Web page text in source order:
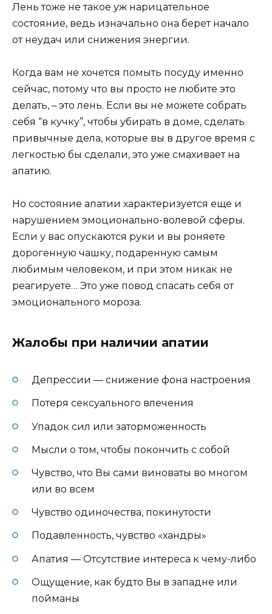
Лень тоже не такое уж нарицательное
состояние, ведь изначально она берет начало
от неудач или снижения энергии.
Когда вам не хочется помыть посуду именно
сейчас, потому что вы просто не любите это
делать, – это лень. Если вы не можете собрать
себя “в кучку”, чтобы убирать в доме, сделать
привычные дела, которые вы в другое время с
легкостью бы сделали, это уже смахивает на
апатию.
Но состояние апатии характеризуется еще и
нарушением эмоционально-волевой сферы.
Если у вас опускаются руки и вы роняете
дорогенную чашку, подаренную самым
любимым человеком, и при этом никак не
реагируете… Это уже повод спасать себя от
эмоционального мороза.
Жалобы при наличии апатии
Депрессии — снижение фона настроения
Потеря сексуального влечения
Упадок сил или заторможенность
Мысли о том, чтобы покончить с собой
Чувство, что Вы сами виноваты во многом
или во всем
Чувство одиночества, покинутости
Подавленность, чувство «хандры»
Апатия — Отсутствие интереса к чему-либо
Ощущение, как будто Вы в западне или
пойманы